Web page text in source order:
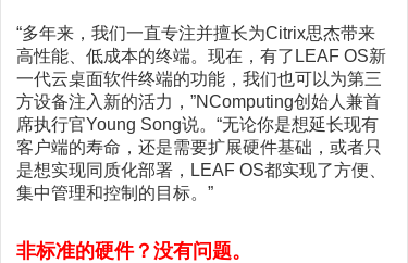
“多年来，我们一直专注并擅长为Citrix思杰带来
高性能、低成本的终端。现在，有了LEAF OS新
一代云桌面软件终端的功能，我们也可以为第三
方设备注入新的活力，”NComputing创始人兼首
席执行官Young Song说。“无论你是想延长现有
客户端的寿命，还是需要扩展硬件基础，或者只
是想实现同质化部署，LEAF OS都实现了方便、
集中管理和控制的目标。”
非标准的硬件？没有问题。